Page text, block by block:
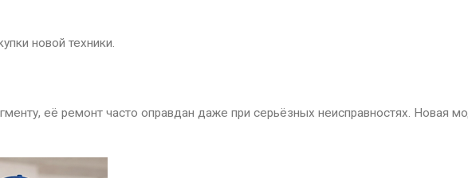
новой техники.
её ремонт часто оправдан даже при серьёзных неисправностях. Новая